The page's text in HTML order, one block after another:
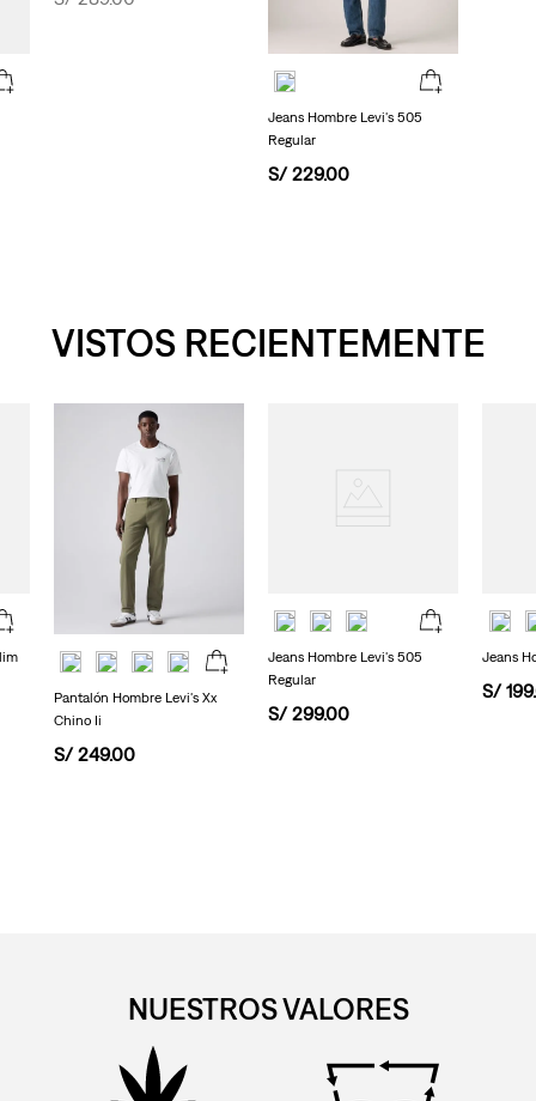
Jeans Hombre Levi's 505
Regular
S/ 229.00
VISTOS RECIENTEMENTE
Pantalón Hombre Levi's Xx
Chino Ii
S/ 249.00
Jeans Hombre Levi's 505
Regular
S/ 299.00
Jeans
S/ 199.
NUESTROS VALORES